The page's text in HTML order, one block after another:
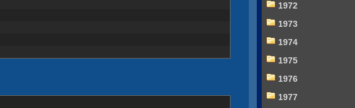
1972
1973
1974
1975
1976
1977